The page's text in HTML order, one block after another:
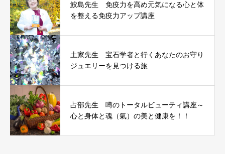
鮫島先生 免疫力を高め元気になる心と体
を整える免疫力アップ講座
土家先生 宝石学者と行くあなたのお守り
ジュエリーを見つける旅
占部先生 噂のトータルビューティ講座～
心と身体と魂（氣）の美と健康を！！